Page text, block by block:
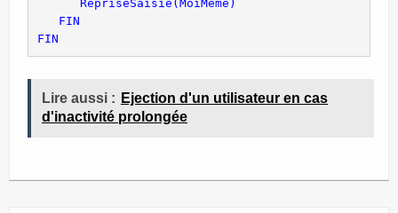
      RepriseSaisie(MoiMême)
   FIN
FIN
Lire aussi : Ejection d'un utilisateur en cas
d'inactivité prolongée